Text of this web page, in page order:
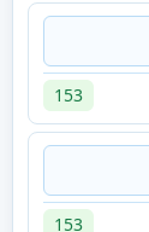
153
153